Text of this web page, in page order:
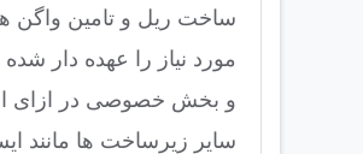
ساخت ریل و تامین واگن
مورد نیاز را عهده دار
و بخش خصوصی در ازای
سایر زیرساخت ها مانند